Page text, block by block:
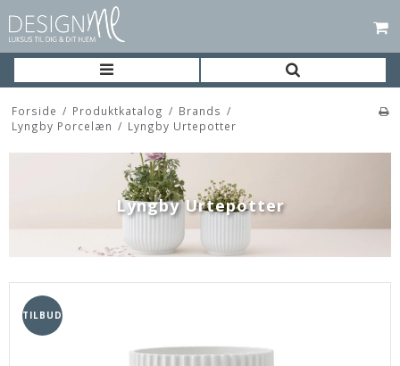
Forside / Produktkatalog / Brands /
Lyngby Porcelæn / Lyngby Urtepotter
Lyngby Urtepotter
TILBUD